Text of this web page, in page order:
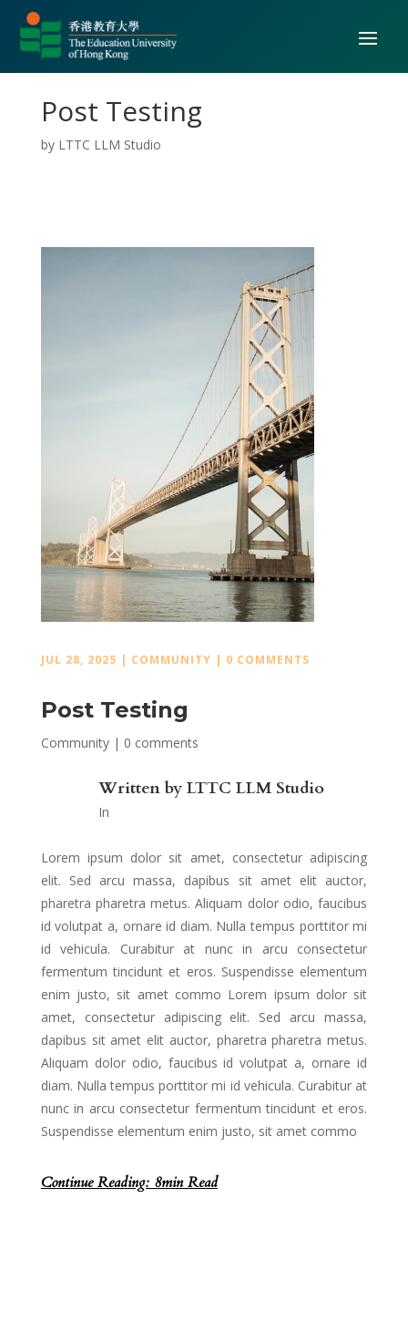
Post Testing
by LTTC LLM Studio
JUL 28, 2025 | COMMUNITY | 0 COMMENTS
Post Testing
Community| 0 comments
Written by LTTC LLM Studio
In
Lorem ipsum dolor sit amet, consectetur adipiscing
elit. Sed arcu massa, dapibus sit amet elit auctor,
pharetra pharetra metus. Aliquam dolor odio, faucibus
id volutpat a, ornare id diam. Nulla tempus porttitor mi
id vehicula. Curabitur at nunc in arcu consectetur
fermentum tincidunt et eros. Suspendisse elementum
enim justo, sit amet commo Lorem ipsum dolor sit
amet, consectetur adipiscing elit. Sed arcu massa,
dapibus sit amet elit auctor, pharetra pharetra metus.
Aliquam dolor odio, faucibus id volutpat a, ornare id
diam. Nulla tempus porttitor mi id vehicula. Curabitur at
nunc in arcu consectetur fermentum tincidunt et eros.
Suspendisse elementum enim justo, sit amet commo
Continue Reading: 8min Read